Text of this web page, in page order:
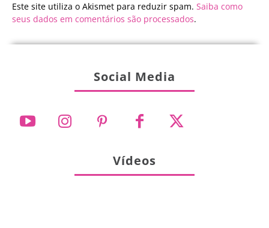
Este site utiliza o Akismet para reduzir spam. Saiba como
seus dados em comentários são processados.
Social Media
Vídeos